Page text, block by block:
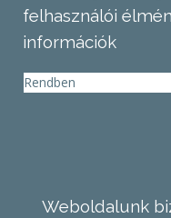
felhasználói
információk
Rendben
Weboldalunk